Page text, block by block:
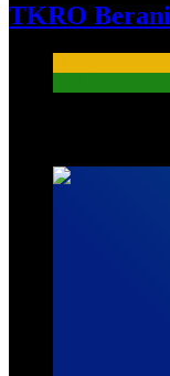
TKRO